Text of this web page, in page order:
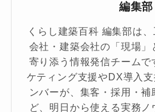
編集部
くらし建築百科 編集部は
会社・建築会社の「現場」
寄り添う情報発信チームで
ケティング支援やDX導入
ンバーが、集客・採用・
ど、明日から使える実務